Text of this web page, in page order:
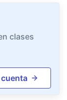
clases